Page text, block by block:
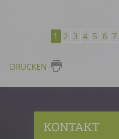
1 2 3 4 5 6 7
DRUCKEN
KONTAKT